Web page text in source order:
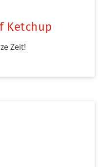
Ketchup
Zeit!